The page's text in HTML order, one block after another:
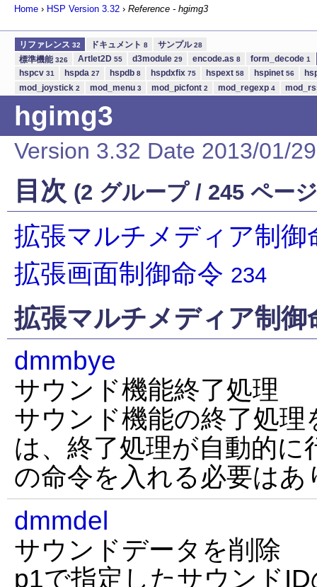
Home › HSP Version 3.32 › Reference - hgimg3
リファレンス 32 ドキュメント 8 サンプル28
標準機能326 Artlet2D 55 d3module 29 encode.as 8 form_decode 1
hspcv 31 hspda 27 hspdb 8 hspdxfix 75 hspext 58 hspinet 56
mod_joystick 2 mod_menu 3 mod_picfont 2 mod_regexp 4
hgimg3
Version 3.32 Date 2013/01/
目次 (2 グループ / 245 ペー
拡張マルチメディア制
拡張画面制御命令 234
拡張マルチメディア制御
dmmbye
サウンド機能終了処理
サウンド機能の終了処
は、終了処理が自動的
の命令を入れる必要はあ
dmmdel
サウンドデータを削除
p1で指定したサウンド